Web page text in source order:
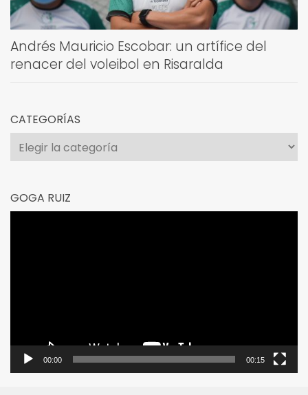
Andrés Mauricio Escobar: un artífice del
renacer del voleibol en Risaralda
CATEGORÍAS
Categorías
GOGA RUIZ
00:00 00:15